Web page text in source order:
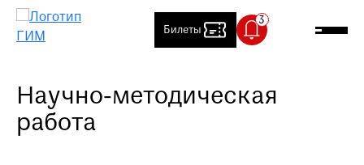
Билеты
Посетителям
Выставки и события
Артиллерийский двор временно
Научно-методическая
работа